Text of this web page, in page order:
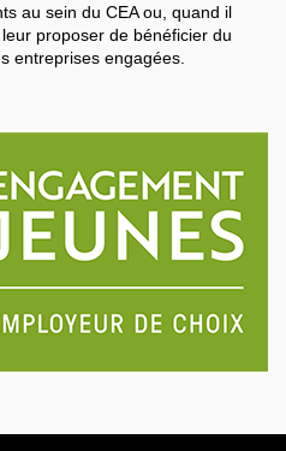
au sein du CEA ou, quand il
proposer de bénéficier du
entreprises engagées.